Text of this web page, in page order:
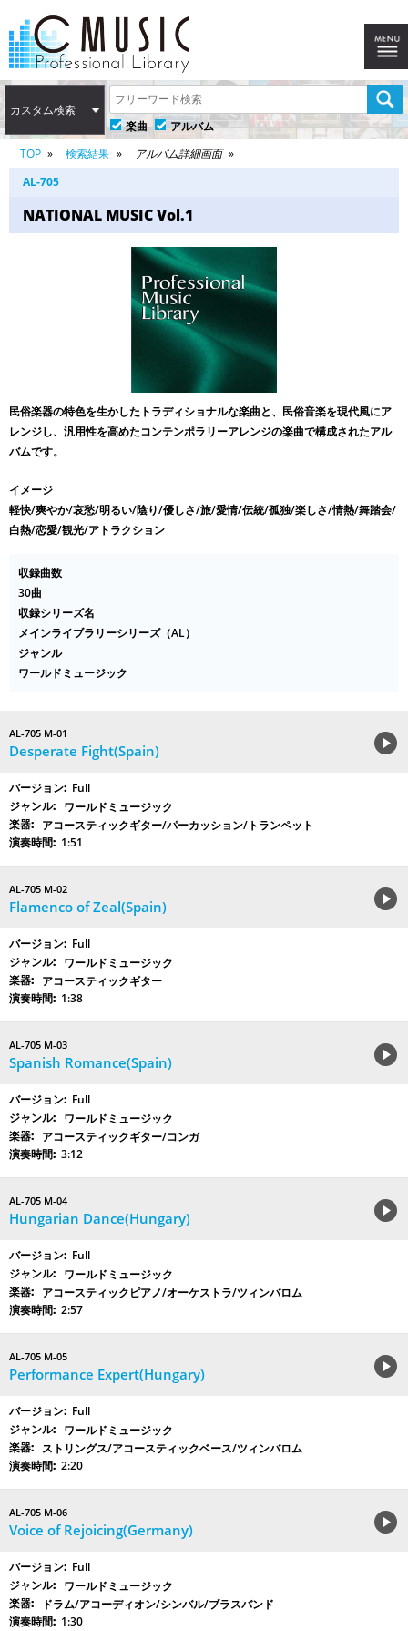
カスタム検索
楽曲
アルバム
TOP
検索結果
アルバム詳細画面
AL-705
NATIONAL MUSIC Vol.1
民俗楽器の特色を生かしたトラディショナルな楽曲と、民俗音楽を現代風にア
レンジし、汎用性を高めたコンテンポラリーアレンジの楽曲で構成されたアル
バムです。
イメージ
軽快/爽やか/哀愁/明るい/陰り/優しさ/旅/愛情/伝統/孤独/楽しさ/情熱/舞踏会/
白熱/恋愛/観光/アトラクション
収録曲数
30曲
収録シリーズ名
メインライブラリーシリーズ（AL）
ジャンル
ワールドミュージック
AL-705 M-01
Desperate Fight(Spain)
Full
ワールドミュージック
アコースティックギター/パーカッション/トランペット
1:51
AL-705 M-02
Flamenco of Zeal(Spain)
Full
ワールドミュージック
アコースティックギター
1:38
AL-705 M-03
Spanish Romance(Spain)
Full
ワールドミュージック
アコースティックギター/コンガ
3:12
AL-705 M-04
Hungarian Dance(Hungary)
Full
ワールドミュージック
アコースティックピアノ/オーケストラ/ツィンバロム
2:57
AL-705 M-05
Performance Expert(Hungary)
Full
ワールドミュージック
ストリングス/アコースティックベース/ツィンバロム
2:20
AL-705 M-06
Voice of Rejoicing(Germany)
Full
ワールドミュージック
ドラム/アコーディオン/シンバル/ブラスバンド
1:30